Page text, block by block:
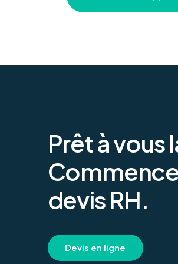
Prêtàvous
devisRH.
Devis en ligne